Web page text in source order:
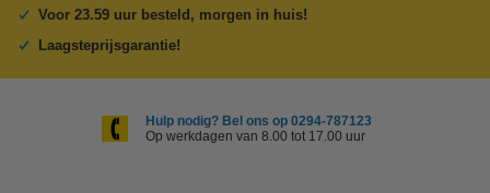
Voor 23.59 uur besteld, morgen in huis!
Laagsteprijsgarantie!
Hulp nodig? Bel ons op 0294-787123
Op werkdagen van 8.00 tot 17.00 uur